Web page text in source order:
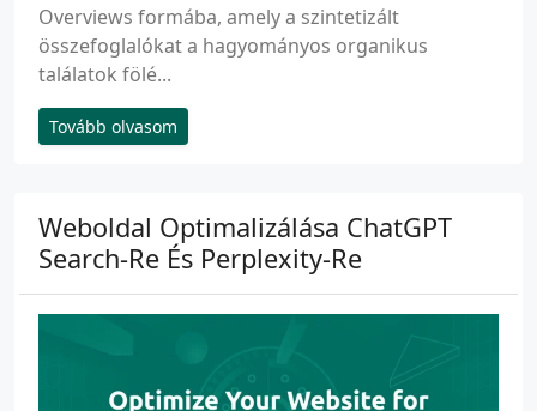
Overviews formába, amely a szintetizált
összefoglalókat a hagyományos organikus
találatok fölé...
Tovább olvasom
Weboldal Optimalizálása ChatGPT
Search-Re És Perplexity-Re